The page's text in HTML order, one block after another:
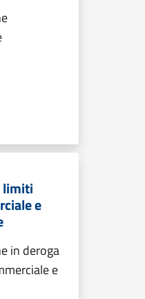
limiti
e
in deroga
e